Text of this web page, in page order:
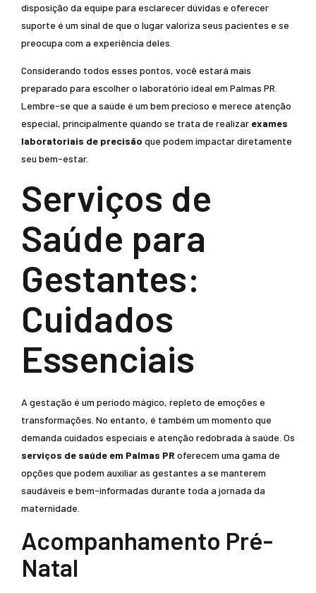
disposição da equipe para esclarecer dúvidas e oferecer
suporte é um sinal de que o lugar valoriza seus pacientes e se
preocupa com a experiência deles.
Considerando todos esses pontos, você estará mais
preparado para escolher o laboratório ideal em Palmas PR.
Lembre-se que a saúde é um bem precioso e merece atenção
especial, principalmente quando se trata de realizar exames
laboratoriais de precisão que podem impactar diretamente
seu bem-estar.
Serviços de
Saúde para
Gestantes:
Cuidados
Essenciais
A gestação é um período mágico, repleto de emoções e
transformações. No entanto, é também um momento que
demanda cuidados especiais e atenção redobrada à saúde. Os
serviços de saúde em Palmas PR oferecem uma gama de
opções que podem auxiliar as gestantes a se manterem
saudáveis e bem-informadas durante toda a jornada da
maternidade.
Acompanhamento Pré-
Natal